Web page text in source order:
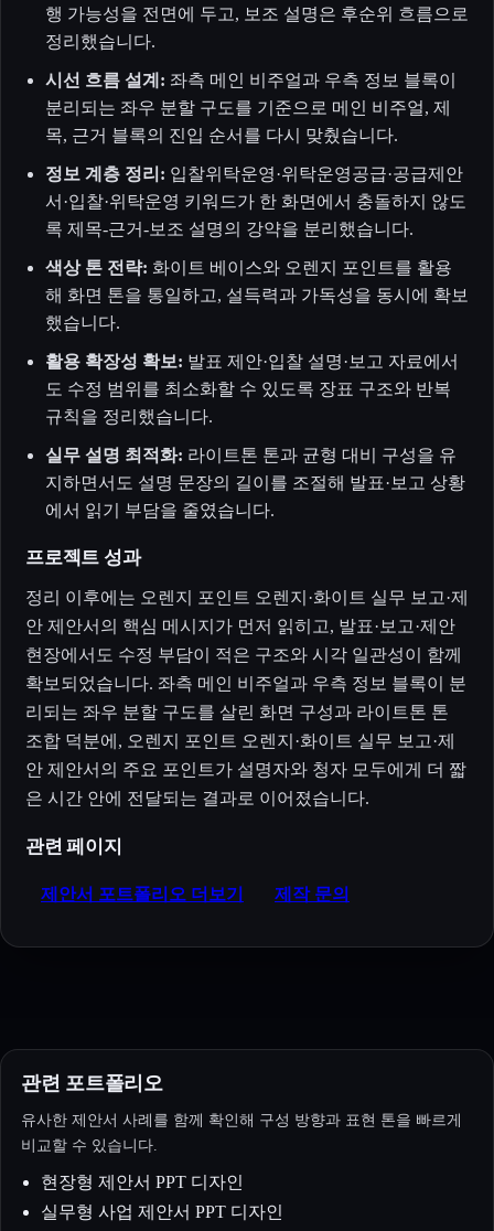
행 가능성을 전면에 두고, 보조 설명은 후순위 흐름으로
정리했습니다.
시선 흐름 설계: 좌측 메인 비주얼과 우측 정보 블록이
분리되는 좌우 분할 구도를 기준으로 메인 비주얼, 제
목, 근거 블록의 진입 순서를 다시 맞췄습니다.
정보 계층 정리: 입찰위탁운영·위탁운영공급·공급제안
서·입찰·위탁운영 키워드가 한 화면에서 충돌하지 않도
록 제목-근거-보조 설명의 강약을 분리했습니다.
색상 톤 전략: 화이트 베이스와 오렌지 포인트를 활용
해 화면 톤을 통일하고, 설득력과 가독성을 동시에 확보
했습니다.
활용 확장성 확보: 발표 제안·입찰 설명·보고 자료에서
도 수정 범위를 최소화할 수 있도록 장표 구조와 반복
규칙을 정리했습니다.
실무 설명 최적화: 라이트톤 톤과 균형 대비 구성을 유
지하면서도 설명 문장의 길이를 조절해 발표·보고 상황
에서 읽기 부담을 줄였습니다.
프로젝트 성과
정리 이후에는 오렌지 포인트 오렌지·화이트 실무 보고·제
안 제안서의 핵심 메시지가 먼저 읽히고, 발표·보고·제안
현장에서도 수정 부담이 적은 구조와 시각 일관성이 함께
확보되었습니다. 좌측 메인 비주얼과 우측 정보 블록이 분
리되는 좌우 분할 구도를 살린 화면 구성과 라이트톤 톤
조합 덕분에, 오렌지 포인트 오렌지·화이트 실무 보고·제
안 제안서의 주요 포인트가 설명자와 청자 모두에게 더 짧
은 시간 안에 전달되는 결과로 이어졌습니다.
관련 페이지
제안서 포트폴리오 더보기 제작 문의
관련 포트폴리오
유사한 제안서 사례를 함께 확인해 구성 방향과 표현 톤을 빠르게
비교할 수 있습니다.
현장형 제안서 PPT 디자인
실무형 사업 제안서 PPT 디자인